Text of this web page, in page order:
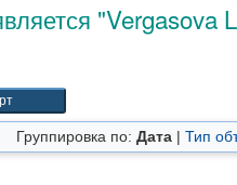
"Vergasova
Группировка по: Дата | Тип